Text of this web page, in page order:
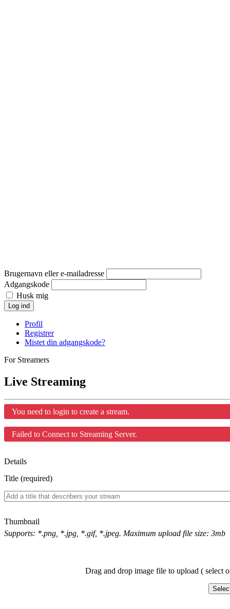
Brugernavn eller e-mailadresse
Adgangskode
Husk mig
Log ind
Profil
Registrer
Mistet din adgangskode?
For Streamers
Live Streaming
You need to login to create a stream.
Failed to Connect to Streaming Server.
Details
Title (required)
Thumbnail
Supports: *.png, *.jpg, *.gif, *.jpeg. Maximum upload file size: 3mb
Drag and drop image file to upload ( select